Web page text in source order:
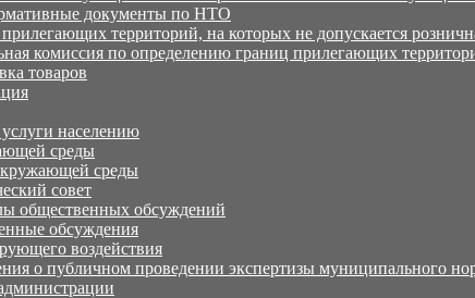
документы по НТО
территорий, на которых не допускается
комиссия по определению границ прилегающих
товаров
населению
среды
среды
совет
общественных обсуждений
обсуждения
воздействия
о публичном проведении экспертизы муниципального